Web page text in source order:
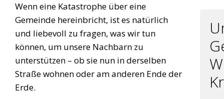
Wenn eine Katastrophe über eine
Gemeinde hereinbricht, ist es natürlich
und liebevoll zu fragen, was wir tun
können, um unsere Nachbarn zu
unterstützen – ob sie nun in derselben
Straße wohnen oder am anderen Ende der
Erde.